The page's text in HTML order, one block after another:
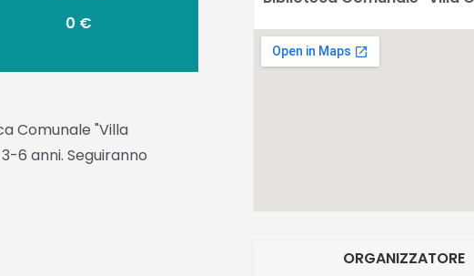
0 €
Comunale "Villa
6 anni. Seguiranno
ORGANIZZATORE